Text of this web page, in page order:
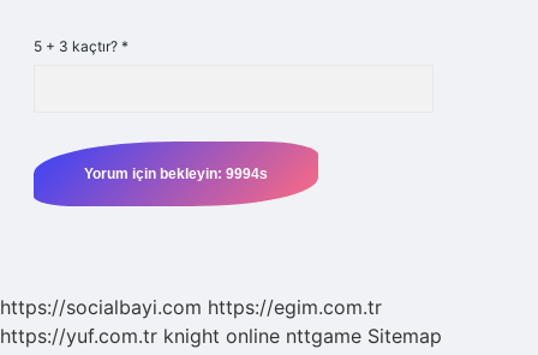
5 + 3 kaçtır? *
https://socialbayi.com https://egim.com.tr
https://yuf.com.tr knight online nttgame Sitemap